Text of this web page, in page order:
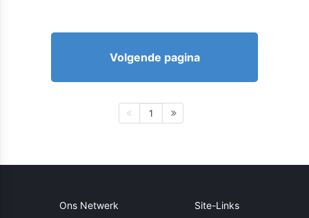
Volgende pagina
1
Ons Netwerk Site-Links